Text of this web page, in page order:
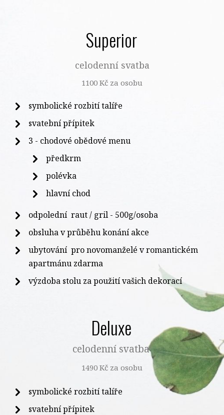
Superior
celodenní svatba
1100 Kč za osobu
symbolické rozbití talíře
svatební přípitek
3 - chodové obědové menu
předkrm
polévka
hlavní chod
odpolední raut / gril - 500g/osoba
obsluha v průběhu konání akce
ubytování pro novomanželé v romantickém
apartmánu zdarma
výzdoba stolu za použití vašich dekorací
Deluxe
celodenní svatba
1490 Kč za osobu
symbolické rozbití talíře
svatební přípitek